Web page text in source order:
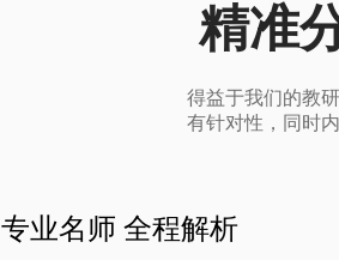
精准
得益于我们的教
有针对性，同时
专业名师 全程解析